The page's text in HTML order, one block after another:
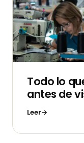
Todo lo
antes de
Leer